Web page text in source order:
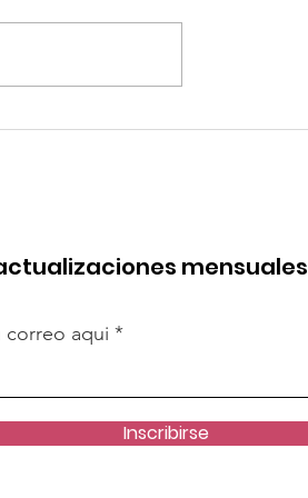
Alemania: Casas
mensuales
correo aqui
Inscribirse